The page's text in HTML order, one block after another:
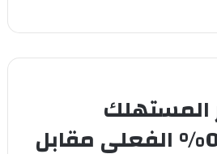
الأوروبي: -0.3% الفعلي مقابل